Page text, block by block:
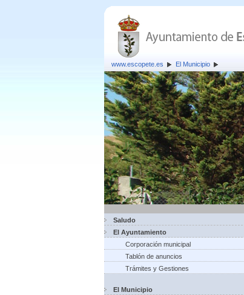
www.escopete.es El Municipio
Saludo
El Ayuntamiento
Corporación municipal
Tablón de anuncios
Trámites y Gestiones
El Municipio